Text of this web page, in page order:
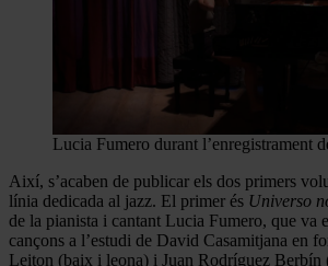
Lucia Fumero durant l’enregistrament
Així, s’acaben de publicar els dos primers
línia dedicada al jazz. El primer és Universo
de la pianista i cantant Lucia Fumero, que va
cançons a l’estudi de David Casamitjana en
Leiton (baix i leona) i Juan Rodríguez Berbín